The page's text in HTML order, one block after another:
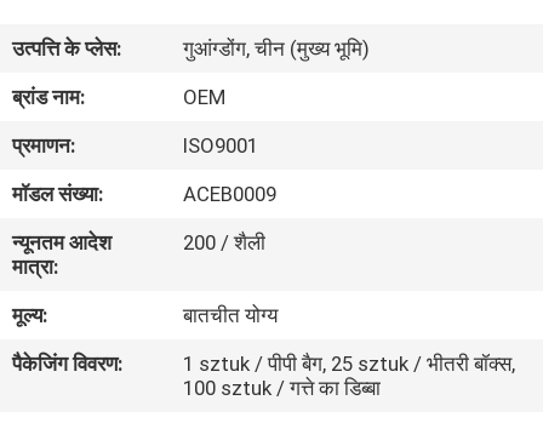
हमारे
बारे
में
कारखाना
भ्रमण
गुणवत्ता
नियंत्रण
उत्पत्ति के प्लेस:
गुआंग्डोंग, चीन (मुख्य भूमि)
ब्रांड नाम:
OEM
प्रमाणन:
ISO9001
मॉडल संख्या:
ACEB0009
न्यूनतम आदेश
मात्रा:
200 / शैली
मूल्य:
बातचीत योग्य
पैकेजिंग विवरण:
1 sztuk / पीपी बैग, 25 sztuk / भीतरी बॉक्स,
100 sztuk / गत्ते का डिब्बा